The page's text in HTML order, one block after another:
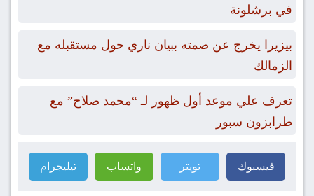
في برشلونة
بيزيرا يخرج عن صمته ببيان ناري حول مستقبله مع
الزمالك
تعرف علي موعد أول ظهور لـ “محمد صلاح” مع
طرابزون سبور
فيسبوك تويتر واتساب تيليجرام